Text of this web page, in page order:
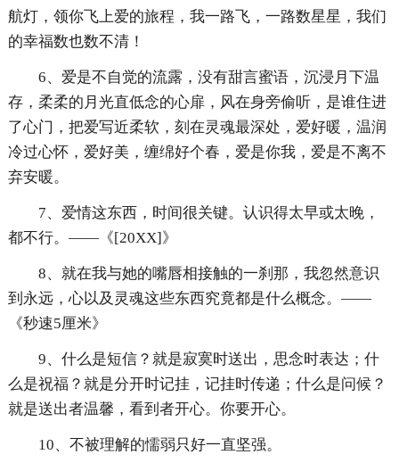
航灯，领你飞上爱的旅程，我一路飞，一路数星星，我们
的幸福数也数不清！
6、爱是不自觉的流露，没有甜言蜜语，沉浸月下温
存，柔柔的月光直低念的心扉，风在身旁偷听，是谁住进
了心门，把爱写近柔软，刻在灵魂最深处，爱好暖，温润
冷过心怀，爱好美，缠绵好个春，爱是你我，爱是不离不
弃安暖。
7、爱情这东西，时间很关键。认识得太早或太晚，
都不行。——《[20XX]》
8、就在我与她的嘴唇相接触的一刹那，我忽然意识
到永远，心以及灵魂这些东西究竟都是什么概念。——
《秒速5厘米》
9、什么是短信？就是寂寞时送出，思念时表达；什
么是祝福？就是分开时记挂，记挂时传递；什么是问候？
就是送出者温馨，看到者开心。你要开心。
10、不被理解的懦弱只好一直坚强。